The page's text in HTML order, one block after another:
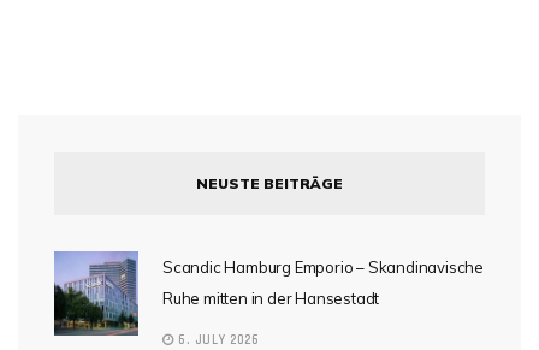
NEUSTE BEITRÄGE
Scandic Hamburg Emporio – Skandinavische
Ruhe mitten in der Hansestadt
6. JULY 2026